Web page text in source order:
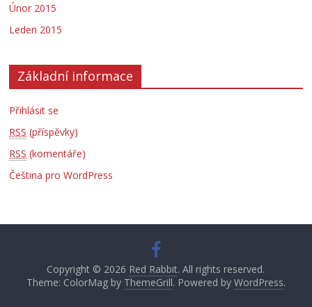
Únor 2015
Leden 2015
Základní informace
Přihlásit se
RSS (příspěvky)
RSS (komentáře)
Čeština pro WordPress
Copyright © 2026 Red Rabbit. All rights reserved.
Theme: ColorMag by ThemeGrill. Powered by WordPress.